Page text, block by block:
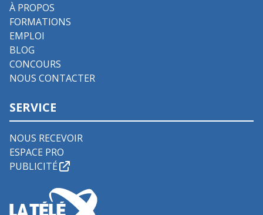
À PROPOS
FORMATIONS
EMPLOI
BLOG
CONCOURS
NOUS CONTACTER
SERVICE
NOUS RECEVOIR
ESPACE PRO
PUBLICITÉ